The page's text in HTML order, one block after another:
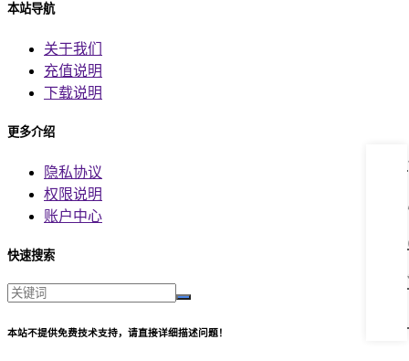
本站导航
关于我们
充值说明
下载说明
更多介绍
隐私协议
权限说明
账户中心
快速搜索
本站不提供免费技术支持，请直接详细描述问题！